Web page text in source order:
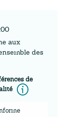
aux
des
de